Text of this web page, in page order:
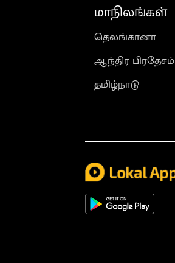
மாநிலங்கள்
தெலங்கானா
ஆந்திர பிரதேசம்
தமிழ்நாடு